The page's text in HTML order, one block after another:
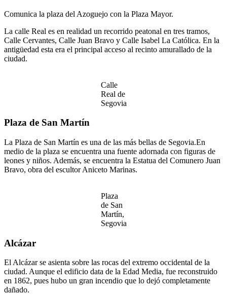
Comunica la plaza del Azoguejo con la Plaza Mayor.
La calle Real es en realidad un recorrido peatonal en tres tramos,
Calle Cervantes, Calle Juan Bravo y Calle Isabel La Católica. En la
antigüedad esta era el principal acceso al recinto amurallado de la
ciudad.
Calle
Real de
Segovia
Plaza de San Martín
La Plaza de San Martín es una de las más bellas de Segovia.En
medio de la plaza se encuentra una fuente adornada con figuras de
leones y niños. Además, se encuentra la Estatua del Comunero Juan
Bravo, obra del escultor Aniceto Marinas.
Plaza
de San
Martín,
Segovia
Alcázar
El Alcázar se asienta sobre las rocas del extremo occidental de la
ciudad. Aunque el edificio data de la Edad Media, fue reconstruido
en 1862, pues hubo un gran incendio que lo dejó completamente
dañado.